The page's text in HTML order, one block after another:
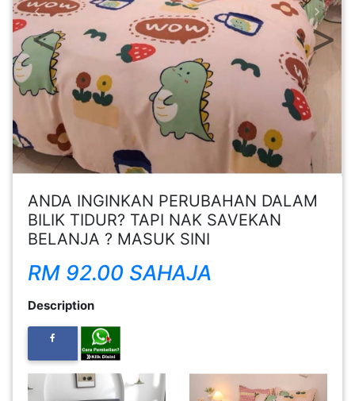
Previous Next
ANDA INGINKAN PERUBAHAN DALAM
BILIK TIDUR? TAPI NAK SAVEKAN
BELANJA ? MASUK SINI
RM 92.00 SAHAJA
Description
FESYEN
WANITA(0)
KECANTIKAN(7)
FESYEN
LELAKI(0)
MINYAK
WANGI(8)
PENDIDIKAN(19)
DERMA
DAN
INFAK(0)